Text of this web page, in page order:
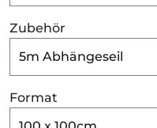
Zubehör
Format